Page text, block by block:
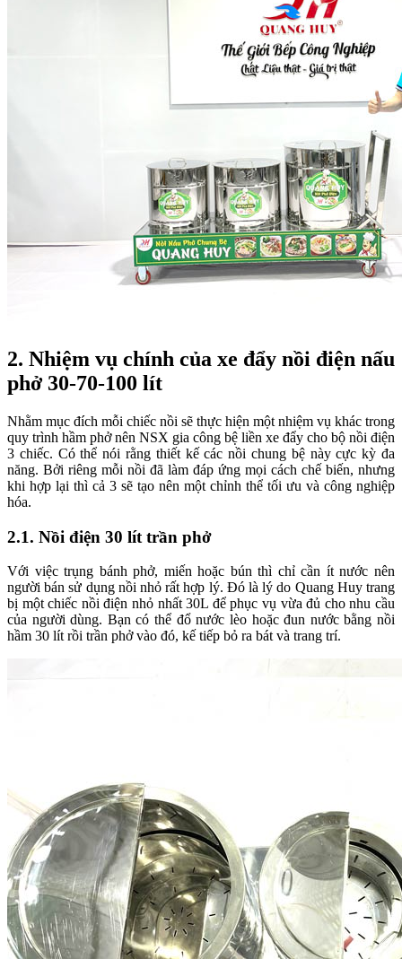
2. Nhiệm vụ chính của xe đẩy nồi điện nấu
phở 30-70-100 lít
Nhằm mục đích mỗi chiếc nồi sẽ thực hiện một nhiệm vụ khác trong
quy trình hầm phở nên NSX gia công bệ liền xe đẩy cho bộ nồi điện
3 chiếc. Có thể nói rằng thiết kế các nồi chung bệ này cực kỳ đa
năng. Bởi riêng mỗi nồi đã làm đáp ứng mọi cách chế biến, nhưng
khi hợp lại thì cả 3 sẽ tạo nên một chỉnh thể tối ưu và công nghiệp
hóa.
2.1. Nồi điện 30 lít trần phở
Với việc trụng bánh phở, miến hoặc bún thì chỉ cần ít nước nên
người bán sử dụng nồi nhỏ rất hợp lý. Đó là lý do Quang Huy trang
bị một chiếc nồi điện nhỏ nhất 30L để phục vụ vừa đủ cho nhu cầu
của người dùng. Bạn có thể đổ nước lèo hoặc đun nước bằng nồi
hầm 30 lít rồi trần phở vào đó, kế tiếp bỏ ra bát và trang trí.